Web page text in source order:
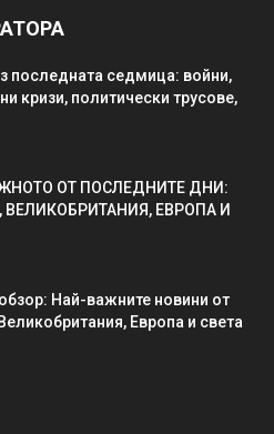
последната седмица: войни,
кризи, политически трусове,
ОТ ПОСЛЕДНИТЕ ДНИ:
ВЕЛИКОБРИТАНИЯ, ЕВРОПА И
Най-важните новини от
Европа и света